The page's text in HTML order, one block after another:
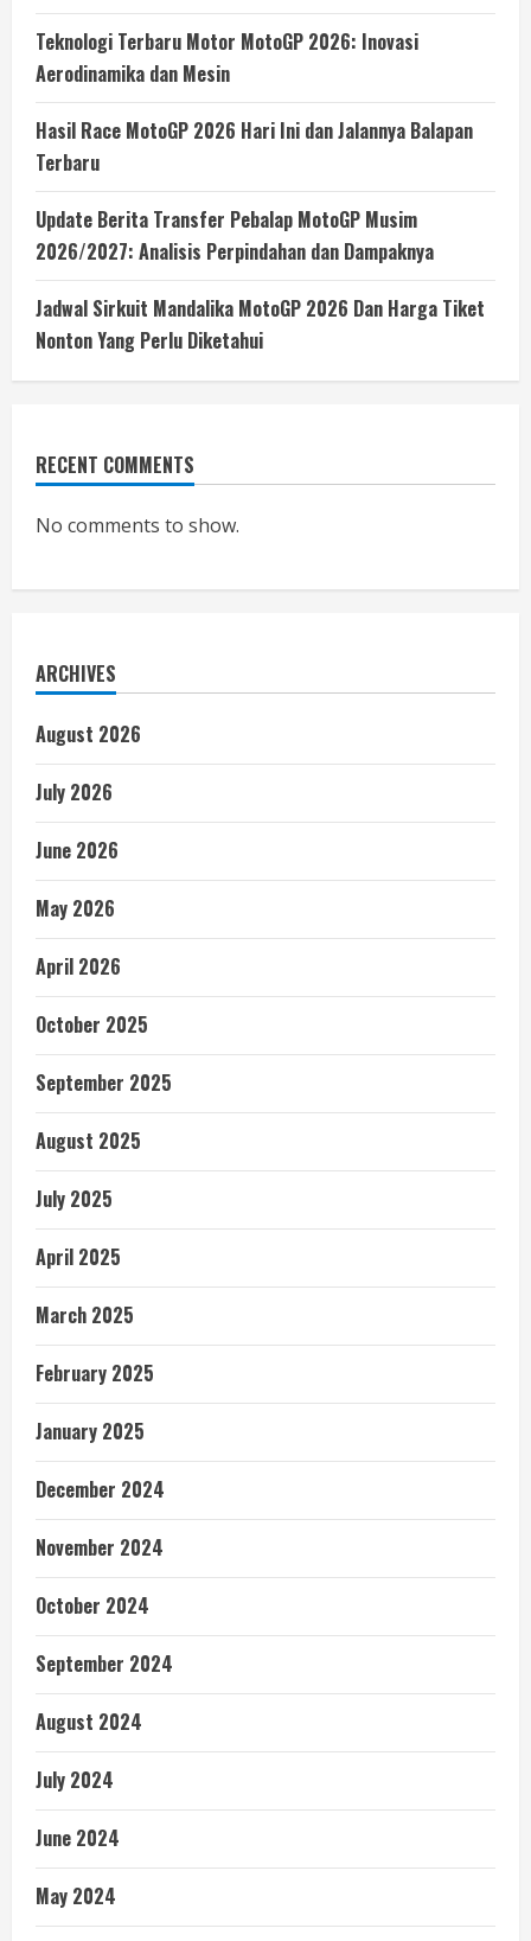
Teknologi Terbaru Motor MotoGP 2026: Inovasi
Aerodinamika dan Mesin
Hasil Race MotoGP 2026 Hari Ini dan Jalannya Balapan
Terbaru
Update Berita Transfer Pebalap MotoGP Musim
2026/2027: Analisis Perpindahan dan Dampaknya
Jadwal Sirkuit Mandalika MotoGP 2026 Dan Harga Tiket
Nonton Yang Perlu Diketahui
RECENT COMMENTS
No comments to show.
ARCHIVES
August 2026
July 2026
June 2026
May 2026
April 2026
October 2025
September 2025
August 2025
July 2025
April 2025
March 2025
February 2025
January 2025
December 2024
November 2024
October 2024
September 2024
August 2024
July 2024
June 2024
May 2024